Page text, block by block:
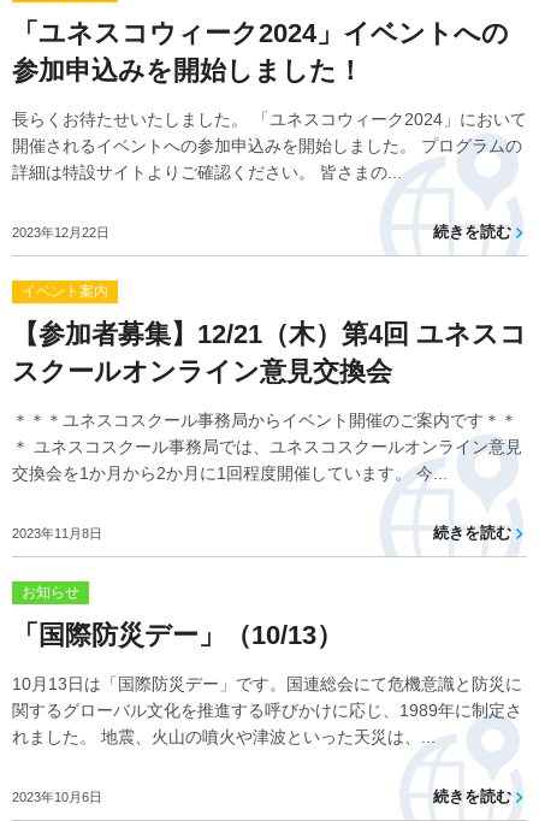
「ユネスコウィーク2024」イベントへの
参加申込みを開始しました！
長らくお待たせいたしました。 「ユネスコウィーク2024」において
開催されるイベントへの参加申込みを開始しました。 プログラムの
詳細は特設サイトよりご確認ください。 皆さまの...
2023年12月22日 続きを読む
イベント案内
【参加者募集】12/21（木）第4回 ユネスコ
スクールオンライン意見交換会
＊＊＊ユネスコスクール事務局からイベント開催のご案内です＊＊
＊ ユネスコスクール事務局では、ユネスコスクールオンライン意見
交換会を1か月から2か月に1回程度開催しています。 今...
2023年11月8日 続きを読む
お知らせ
「国際防災デー」（10/13）
10月13日は「国際防災デー」です。国連総会にて危機意識と防災に
関するグローバル文化を推進する呼びかけに応じ、1989年に制定さ
れました。 地震、火山の噴火や津波といった天災は、...
2023年10月6日 続きを読む